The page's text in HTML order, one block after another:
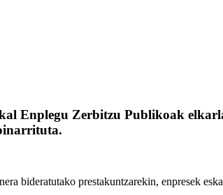
Enplegu Zerbitzu Publikoak
bideratutako prestakuntzarekin, enpresek